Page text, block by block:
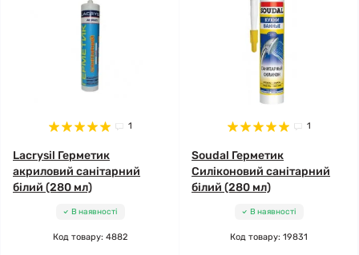
1
Lacrysil Герметик
акриловий санітарний
білий (280 мл)
В наявності
Код товару: 4882
1
Soudal Герметик
Силіконовий санітарний
білий (280 мл)
В наявності
Код товару: 19831